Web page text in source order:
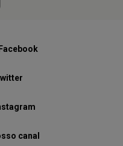
canal